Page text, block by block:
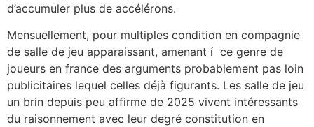
d’accumuler plus de accélérons.
Mensuellement, pour multiples condition en compagnie
de salle de jeu apparaissant, amenant í ce genre de
joueurs en france des arguments probablement pas loin
publicitaires lequel celles déjà figurants. Les salle de jeu
un brin depuis peu affirme de 2025 vivent intéressants
du raisonnement avec leur degré constitution en